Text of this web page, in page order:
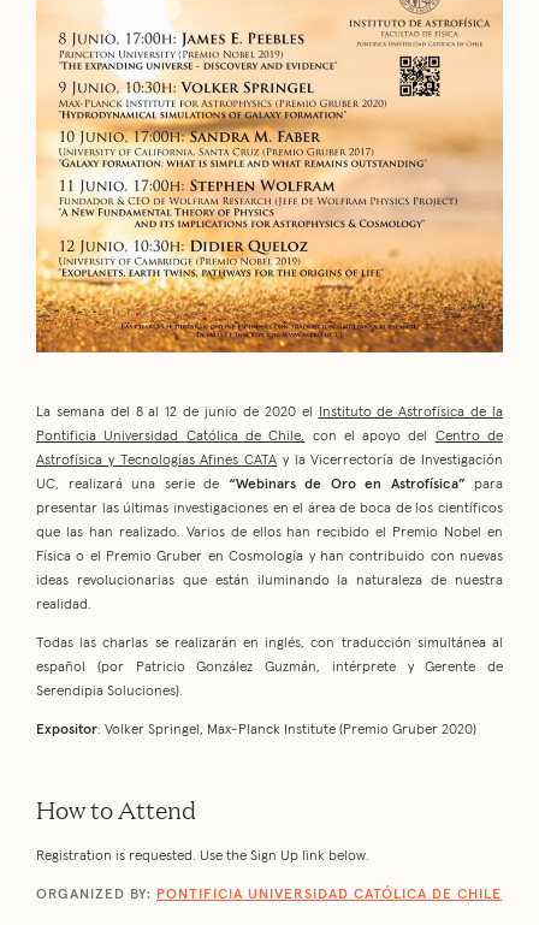
La semana del 8 al 12 de junio de 2020 el
Instituto de Astrofísica de la
Pontificia Universidad Católica de Chile,
con el apoyo del Centro de
Astrofísica y Tecnologías Afines CATA y la Vicerrectoría de Investigación
UC, realizará una serie de “Webinars de Oro en Astrofísica” para
presentar las últimas investigaciones en el área de boca de los científicos
que las han realizado. Varios de ellos han recibido el Premio Nobel en
Física o el Premio Gruber en Cosmología y han contribuido con nuevas
ideas revolucionarias que están iluminando la naturaleza de nuestra
realidad.
Todas las charlas se realizarán en inglés, con traducción simultánea al
español (por Patricio González Guzmán, intérprete y Gerente de
Serendipia Soluciones).
Expositor: Volker Springel, Max-Planck Institute (Premio Gruber 2020)
How to Attend
Registration is requested. Use the Sign Up link below.
ORGANIZED BY: PONTIFICIA UNIVERSIDAD CATÓLICA DE CHILE